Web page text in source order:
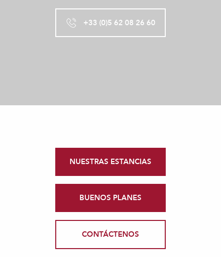
+33 (0)5 62 08 26 60
NUESTRAS ESTANCIAS
BUENOS PLANES
CONTÁCTENOS